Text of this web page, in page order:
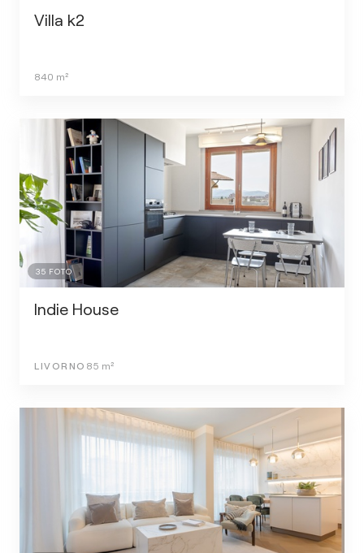
Villa k2
840 m²
35 FOTO
Indie House
LIVORNO 85 m²